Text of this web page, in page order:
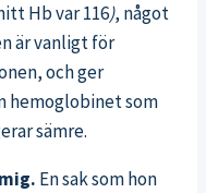
Hb var 116), något
är vanligt för
och ger
hemoglobinet som
sämre.
En sak som hon